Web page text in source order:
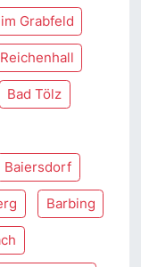
Grabfeld
Bad Tölz
Baiersdorf
Barbing